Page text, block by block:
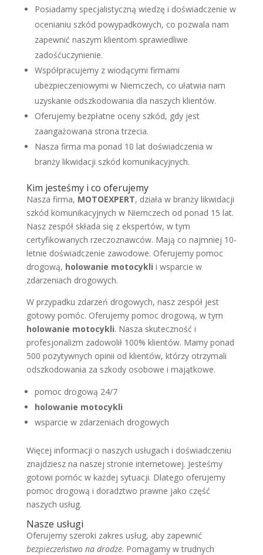
Posiadamy specjalistyczną wiedzę i doświadczenie w
ocenianiu szkód powypadkowych, co pozwala nam
zapewnić naszym klientom sprawiedliwe
zadośćuczynienie.
Współpracujemy z wiodącymi firmami
ubezpieczeniowymi w Niemczech, co ułatwia nam
uzyskanie odszkodowania dla naszych klientów.
Oferujemy bezpłatne oceny szkód, gdy jest
zaangażowana strona trzecia.
Nasza firma ma ponad 10 lat doświadczenia w
branży likwidacji szkód komunikacyjnych.
Kim jesteśmy i co oferujemy
Nasza firma, MOTOEXPERT, działa w branży likwidacji
szkód komunikacyjnych w Niemczech od ponad 15 lat.
Nasz zespół składa się z ekspertów, w tym
certyfikowanych rzeczoznawców. Mają co najmniej 10-
letnie doświadczenie zawodowe. Oferujemy pomoc
drogową, holowanie motocykli i wsparcie w
zdarzeniach drogowych.
W przypadku zdarzeń drogowych, nasz zespół jest
gotowy pomóc. Oferujemy pomoc drogową, w tym
holowanie motocykli. Nasza skuteczność i
profesjonalizm zadowolił 100% klientów. Mamy ponad
500 pozytywnych opinii od klientów, którzy otrzymali
odszkodowania za szkody osobowe i majątkowe.
pomoc drogową 24/7
holowanie motocykli
wsparcie w zdarzeniach drogowych
Więcej informacji o naszych usługach i doświadczeniu
znajdziesz na naszej stronie internetowej. Jesteśmy
gotowi pomóc w każdej sytuacji. Dlatego oferujemy
pomoc drogową i doradztwo prawne jako część
naszych usług.
Nasze usługi
Oferujemy szeroki zakres usług, aby zapewnić
bezpieczeństwo na drodze. Pomagamy w trudnych